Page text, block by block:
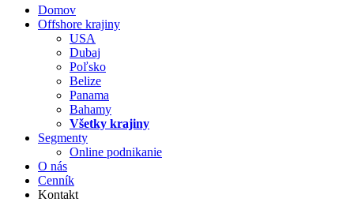
Domov
Offshore krajiny
USA
Dubaj
Poľsko
Belize
Panama
Bahamy
Všetky krajiny
Segmenty
Online podnikanie
O nás
Cenník
Kontakt